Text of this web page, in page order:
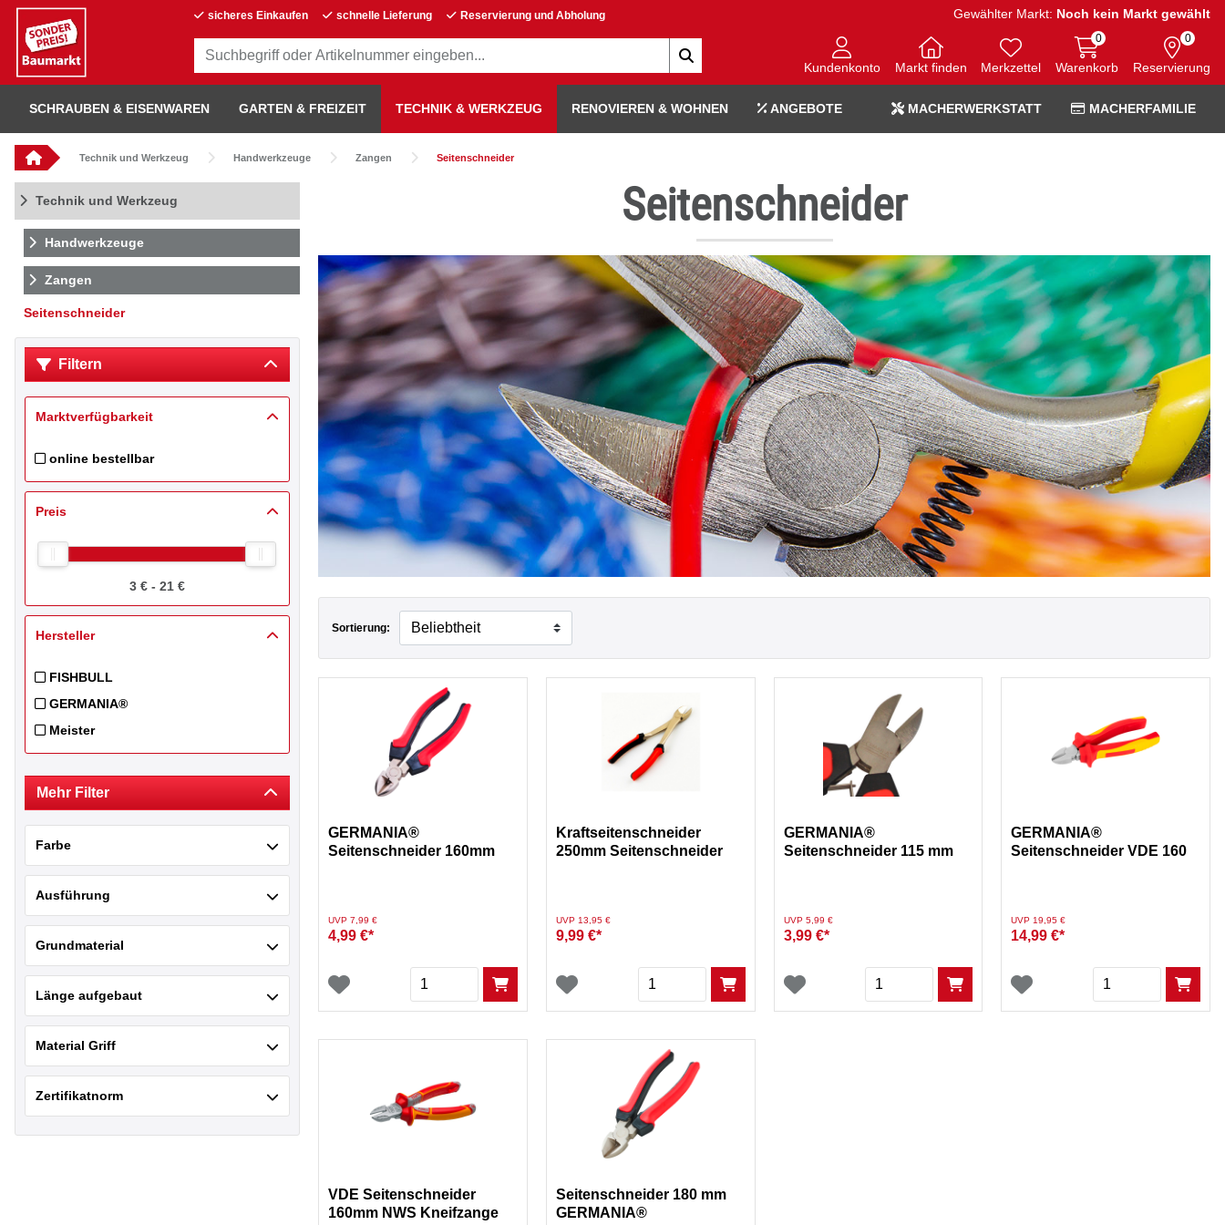
sicheres Einkaufen schnelle Lieferung Reservierung und Abholung Gewählter Markt: Noch kein Markt gewählt
Kundenkonto Markt finden Merkzettel Warenkorb
0
Reservierung
0
SCHRAUBEN & EISENWAREN GARTEN & FREIZEIT TECHNIK & WERKZEUG RENOVIEREN & WOHNEN ANGEBOTE MACHERWERKSTATT MACHERFAMILIE
Technik und Werkzeug Handwerkzeuge Zangen Seitenschneider
Technik und Werkzeug
Handwerkzeuge
Zangen
Seitenschneider
Filtern
Marktverfügbarkeit
online bestellbar
Filtern nach Online Inventory Pricebook: online bestellbar
Preis
3 € - 21 €
Hersteller
FISHBULL
Filtern nach Hersteller: FISHBULL
GERMANIA®
Filtern nach Hersteller: GERMANIA®
Meister
Mehr Filter
Farbe
Ausführung
Grundmaterial
Länge aufgebaut
Material Griff
Zertifikatnorm
Seitenschneider
Sortierung:
GERMANIA®
Seitenschneider 160mm
Preis reduziert von
UVP 7,99 €auf
4,99 €*
Menge
Kraftseitenschneider
250mm Seitenschneider
Preis reduziert von
UVP 13,95 €auf
9,99 €*
Menge
GERMANIA®
Seitenschneider 115 mm
Preis reduziert von
UVP 5,99 €auf
3,99 €*
Menge
GERMANIA®
Seitenschneider VDE 160
Preis reduziert von
UVP 19,95 €auf
14,99 €*
Menge
VDE Seitenschneider
160mm NWS Kneifzange
Seitenschneider 180 mm
GERMANIA®